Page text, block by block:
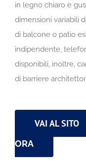
in legno chiaro e
dimensioni variabili
di balcone o patio
indipendente,
disponibili, inoltre,
di barriere
VAI AL SITO
ORA